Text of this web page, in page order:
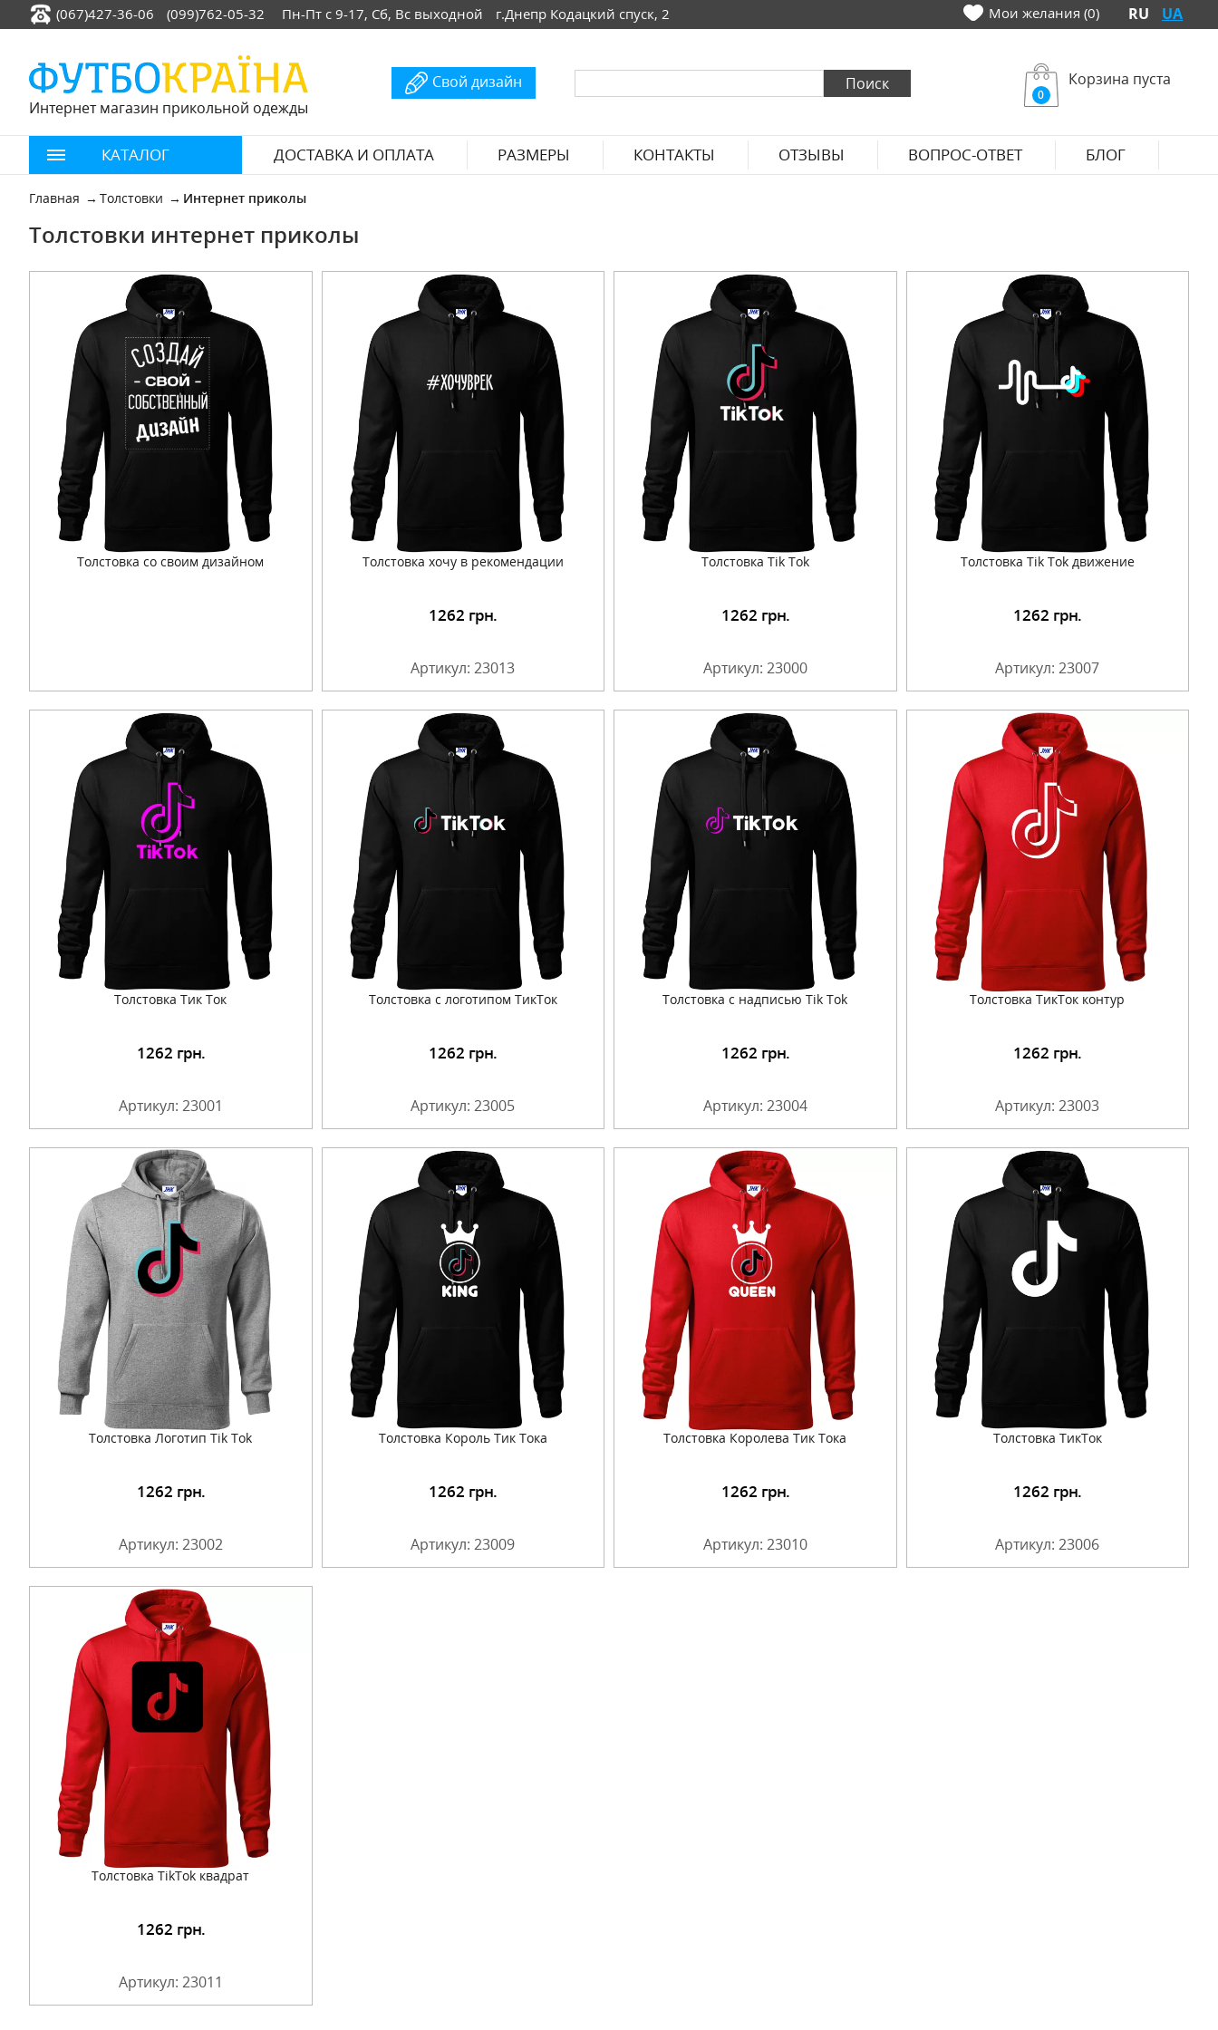
(067)427-36-06 (099)762-05-32 Пн-Пт с 9-17, Сб, Вс выходной г.Днепр Кодацкий спуск, 2 Мои желания (0) RU UA
Интернет магазин прикольной одежды
Свой дизайн
0
Корзина пуста
КАТАЛОГ ДОСТАВКА И ОПЛАТА РАЗМЕРЫ КОНТАКТЫ ОТЗЫВЫ ВОПРОС-ОТВЕТ БЛОГ
Главная Толстовки Интернет приколы
Толстовки интернет приколы
Толстовка со своим дизайном Толстовка хочу в рекомендации
1262 грн.
Артикул: 23013
Толстовка Tik Tok
Подробнее 1262 грн.
Артикул: 23000
Толстовка Tik Tok движение
Подробнее 1262 грн.
Артикул: 23007
Толстовка Тик Ток
1262 грн.
Артикул: 23001
Толстовка c логотипом ТикТок
Подробнее 1262 грн.
Артикул: 23005
Толстовка с надписью Tik Tok
Подробнее 1262 грн.
Артикул: 23004
Толстовка ТикТок контур
Подробнее 1262 грн.
Артикул: 23003
Толстовка Логотип Tik Tok
1262 грн.
Артикул: 23002
Толстовка Король Тик Тока
Подробнее 1262 грн.
Артикул: 23009
Толстовка Королева Тик Тока
Подробнее 1262 грн.
Артикул: 23010
Толстовка ТикТок
Подробнее 1262 грн.
Артикул: 23006
Толстовка TikTok квадрат
1262 грн.
Артикул: 23011